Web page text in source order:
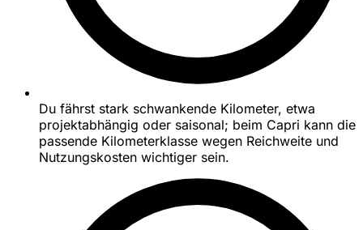
Du fährst stark schwankende Kilometer, etwa
projektabhängig oder saisonal; beim Capri kann die
passende Kilometerklasse wegen Reichweite und
Nutzungskosten wichtiger sein.